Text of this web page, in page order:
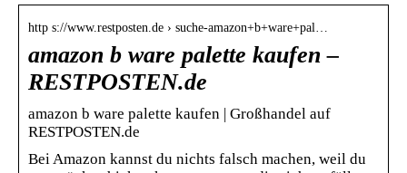
http s://www.restposten.de › suche-amazon+b+ware+pal…
amazon b ware palette kaufen –
RESTPOSTEN.de
amazon b ware palette kaufen | Großhandel auf
RESTPOSTEN.de
Bei Amazon kannst du nichts falsch machen, weil du